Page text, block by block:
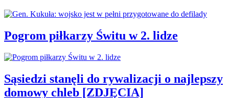
Pogrom piłkarzy Świtu w 2. lidze
Sąsiedzi stanęli do rywalizacji o najlepszy
domowy chleb [ZDJĘCIA]